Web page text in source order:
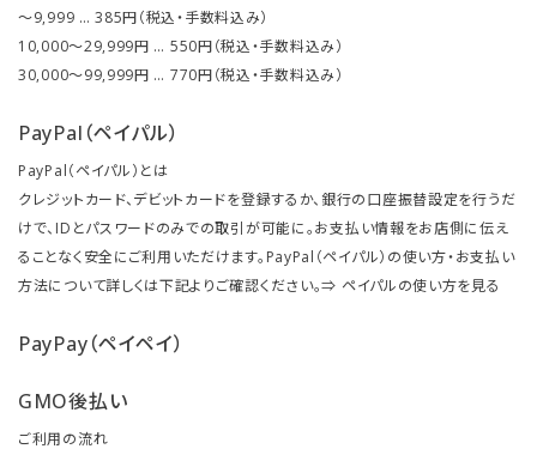
～9,999 … 385円（税込・手数料込み）
10,000～29,999円 … 550円（税込・手数料込み）
30,000～99,999円 … 770円（税込・手数料込み）
PayPal（ペイパル）
PayPal（ペイパル）とは
クレジットカード、デビットカードを登録するか、銀行の口座振替設定を行うだ
けで、IDとパスワードのみでの取引が可能に。お支払い情報をお店側に伝え
ることなく安全にご利用いただけます。PayPal（ペイパル）の使い方・お支払い
方法について詳しくは下記よりご確認ください。⇒ ペイパルの使い方を見る
PayPay（ペイペイ）
GMO後払い
ご利用の流れ